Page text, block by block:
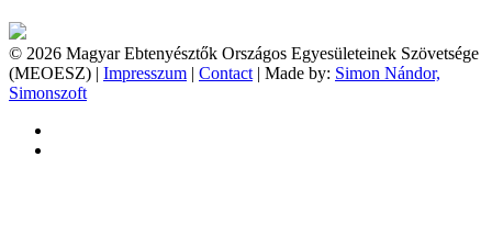
© 2026 Magyar Ebtenyésztők Országos Egyesületeinek Szövetsége
(MEOESZ) | Impresszum | Contact | Made by: Simon Nándor,
Simonszoft